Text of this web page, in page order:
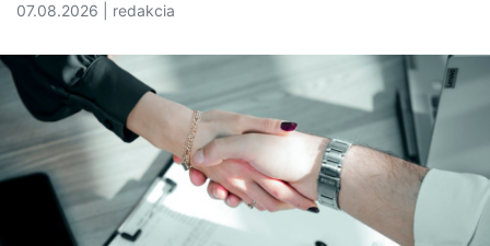
07.08.2026 | redakcia